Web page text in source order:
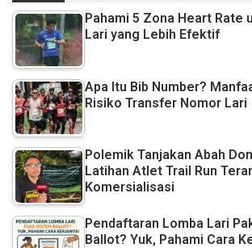
Pahami 5 Zona Heart Rate
Lari yang Lebih Efektif
Apa Itu Bib Number?
Risiko Transfer Nomor Lari
Polemik Tanjakan Abah
Latihan Atlet Trail Run
Komersialisasi
Pendaftaran Lomba Lari
Ballot? Yuk, Pahami Cara